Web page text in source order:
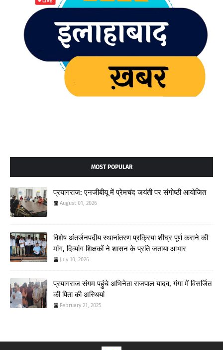
MOST POPULAR
प्रयागराज: एनजीबीयू में प्रेमचंद जयंती पर संगोष्ठी आयोजित
August 01, 2026
विशेष अंतर्जनपदीय स्थानांतरण प्रक्रिया शीघ्र पूर्ण कराने की
मांग, दिव्यांग शिक्षकों ने शासन के प्रति जताया आभार
July 10, 2026
प्रयागराज संगम पहुंचे अभिनेता राजपाल यादव, गंगा में विसर्जित
की पिता की अस्थियां
February 21, 2025